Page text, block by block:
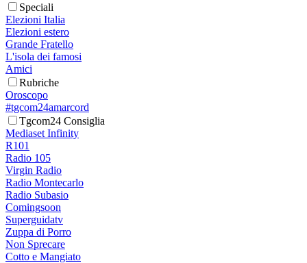
Speciali
Elezioni Italia
Elezioni estero
Grande Fratello
L'isola dei famosi
Amici
Rubriche
Oroscopo
#tgcom24amarcord
Tgcom24 Consiglia
Mediaset Infinity
R101
Radio 105
Virgin Radio
Radio Montecarlo
Radio Subasio
Comingsoon
Superguidatv
Zuppa di Porro
Non Sprecare
Cotto e Mangiato